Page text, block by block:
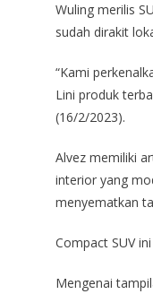
Wuling merilis
sudah dirakit
“Kami
Lini produk
(16/2/2023).
Alvez memiliki
interior yang
menyematkan
Compact SUV
Mengenai